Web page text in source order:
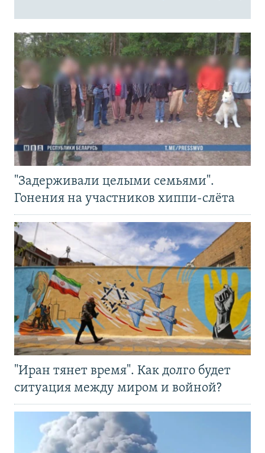
"Задерживали целыми семьями".
Гонения на участников хиппи-слёта
"Иран тянет время". Как долго будет
ситуация между миром и войной?